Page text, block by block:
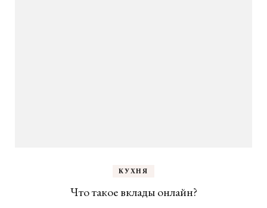
КУХНЯ
Что такое вклады онлайн?